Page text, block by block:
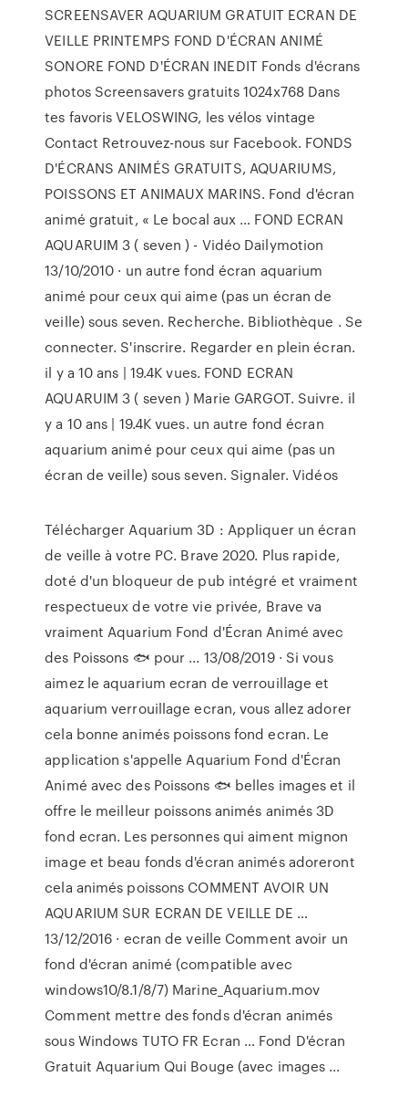
SCREENSAVER AQUARIUM GRATUIT ECRAN DE
VEILLE PRINTEMPS FOND D'ÉCRAN ANIMÉ
SONORE FOND D'ÉCRAN INEDIT Fonds d'écrans
photos Screensavers gratuits 1024x768 Dans
tes favoris VELOSWING, les vélos vintage
Contact Retrouvez-nous sur Facebook. FONDS
D'ÉCRANS ANIMÉS GRATUITS, AQUARIUMS,
POISSONS ET ANIMAUX MARINS. Fond d'écran
animé gratuit, « Le bocal aux … FOND ECRAN
AQUARUIM 3 ( seven ) - Vidéo Dailymotion
13/10/2010 · un autre fond écran aquarium
animé pour ceux qui aime (pas un écran de
veille) sous seven. Recherche. Bibliothèque . Se
connecter. S'inscrire. Regarder en plein écran.
il y a 10 ans | 19.4K vues. FOND ECRAN
AQUARUIM 3 ( seven ) Marie GARGOT. Suivre. il
y a 10 ans | 19.4K vues. un autre fond écran
aquarium animé pour ceux qui aime (pas un
écran de veille) sous seven. Signaler. Vidéos
Télécharger Aquarium 3D : Appliquer un écran
de veille à votre PC. Brave 2020. Plus rapide,
doté d'un bloqueur de pub intégré et vraiment
respectueux de votre vie privée, Brave va
vraiment Aquarium Fond d'Écran Animé avec
des Poissons 🐟 pour ... 13/08/2019 · Si vous
aimez le aquarium ecran de verrouillage et
aquarium verrouillage ecran, vous allez adorer
cela bonne animés poissons fond ecran. Le
application s'appelle Aquarium Fond d'Écran
Animé avec des Poissons 🐟 belles images et il
offre le meilleur poissons animés animés 3D
fond ecran. Les personnes qui aiment mignon
image et beau fonds d'écran animés adoreront
cela animés poissons COMMENT AVOIR UN
AQUARIUM SUR ECRAN DE VEILLE DE …
13/12/2016 · ecran de veille Comment avoir un
fond d'écran animé (compatible avec
windows10/8.1/8/7) Marine_Aquarium.mov
Comment mettre des fonds d'écran animés
sous Windows TUTO FR Ecran … Fond D'écran
Gratuit Aquarium Qui Bouge (avec images ...